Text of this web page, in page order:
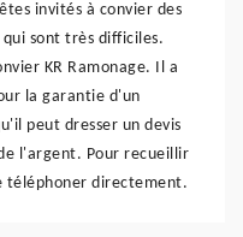
invités à convier des
sont très difficiles.
KR Ramonage. Il a
la garantie d'un
peut dresser un devis
l'argent. Pour recueillir
téléphoner directement.